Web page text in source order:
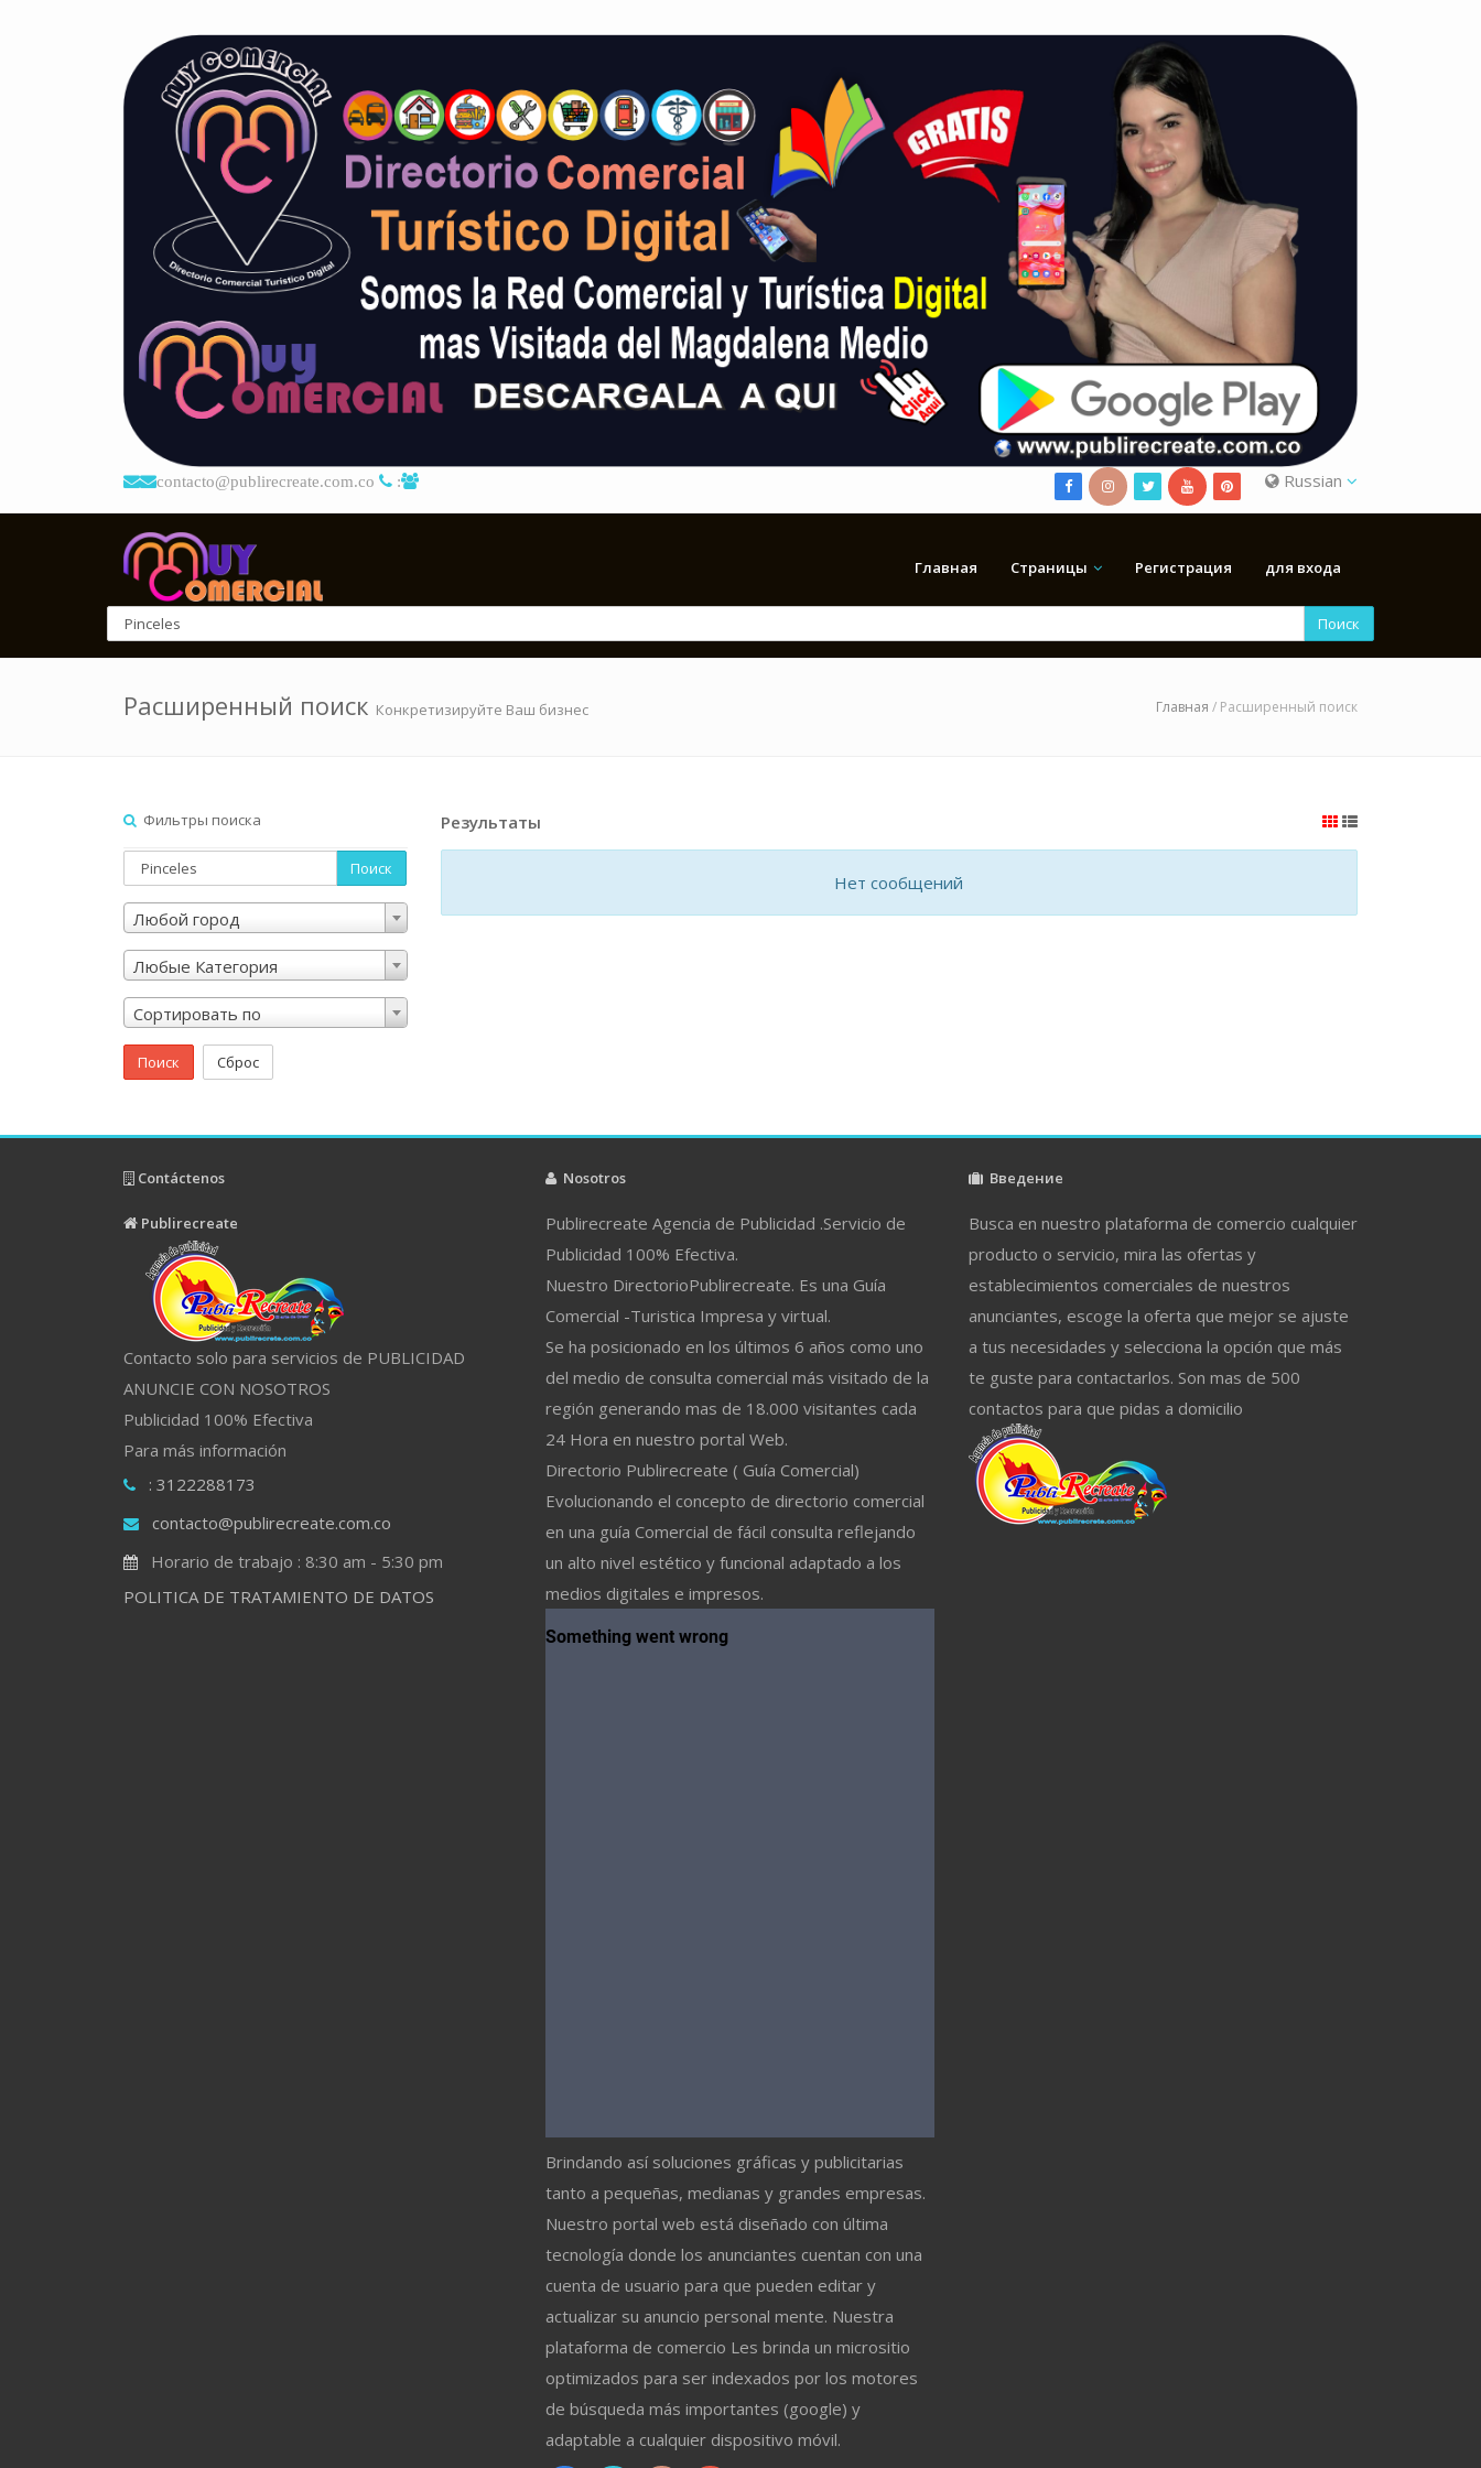
contacto@publirecreate.com.co : Russian
Главная Страницы Регистрация для входа
Поиск
Расширенный поиск Конкретизируйте Ваш бизнес Главная / Расширенный поиск
Фильтры поиска
Поиск
Любой город
Любые Категория
Сортировать по
Поиск Сброс
Результаты
Нет сообщений
Contáctenos
Publirecreate
Contacto solo para servicios de PUBLICIDAD
ANUNCIE CON NOSOTROS
Publicidad 100% Efectiva
Para más información
: 3122288173
contacto@publirecreate.com.co
Horario de trabajo : 8:30 am - 5:30 pm
POLITICA DE TRATAMIENTO DE DATOS
Nosotros
Publirecreate Agencia de Publicidad .Servicio de
Publicidad 100% Efectiva.
Nuestro DirectorioPublirecreate. Es una Guía
Comercial -Turistica Impresa y virtual.
Se ha posicionado en los últimos 6 años como uno
del medio de consulta comercial más visitado de la
región generando mas de 18.000 visitantes cada
24 Hora en nuestro portal Web.
Directorio Publirecreate ( Guía Comercial)
Evolucionando el concepto de directorio comercial
en una guía Comercial de fácil consulta reflejando
un alto nivel estético y funcional adaptado a los
medios digitales e impresos.
Brindando así soluciones gráficas y publicitarias
tanto a pequeñas, medianas y grandes empresas.
Nuestro portal web está diseñado con última
tecnología donde los anunciantes cuentan con una
cuenta de usuario para que pueden editar y
actualizar su anuncio personal mente. Nuestra
plataforma de comercio Les brinda un micrositio
optimizados para ser indexados por los motores
de búsqueda más importantes (google) y
adaptable a cualquier dispositivo móvil.
Введение
Busca en nuestro plataforma de comercio cualquier
producto o servicio, mira las ofertas y
establecimientos comerciales de nuestros
anunciantes, escoge la oferta que mejor se ajuste
a tus necesidades y selecciona la opción que más
te guste para contactarlos. Son mas de 500
contactos para que pidas a domicilio